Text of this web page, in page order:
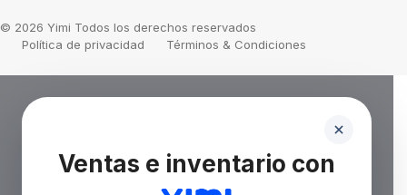
© 2026 Yimi Todos los derechos reservados
Política de privacidad
Términos & Condiciones
Ventas e inventario con